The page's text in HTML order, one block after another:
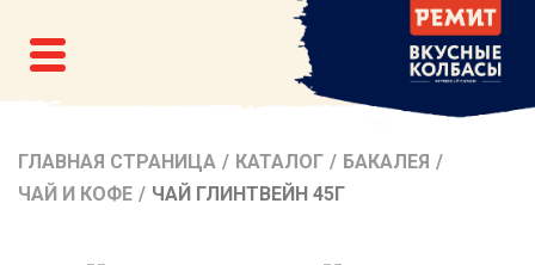
ГЛАВНАЯ СТРАНИЦА / КАТАЛОГ / БАКАЛЕЯ /
ЧАЙ И КОФЕ / ЧАЙ ГЛИНТВЕЙН 45Г